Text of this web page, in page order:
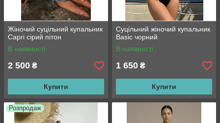
Жіночий суцільний купальник
Capri сірий пітон
В наявності
2 500 ₴
Купити
Суцільний жіночий купальник
Basic чорний
В наявності
1 650 ₴
Купити
Розпродаж